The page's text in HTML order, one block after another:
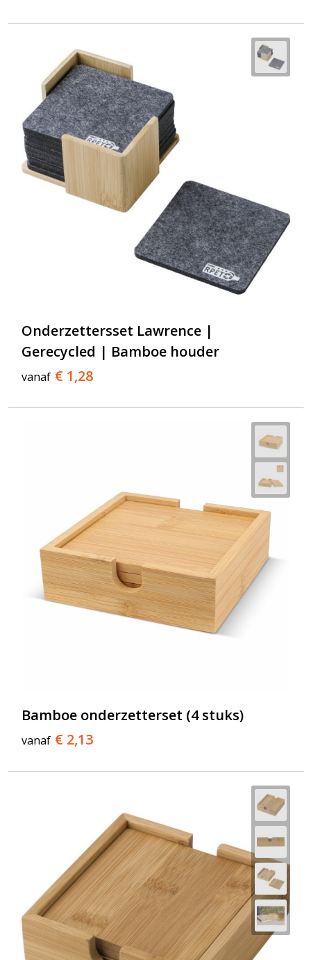
Onderzettersset Lawrence |
Gerecycled | Bamboe houder
vanaf € 1,28
Bamboe onderzetterset (4 stuks)
vanaf € 2,13